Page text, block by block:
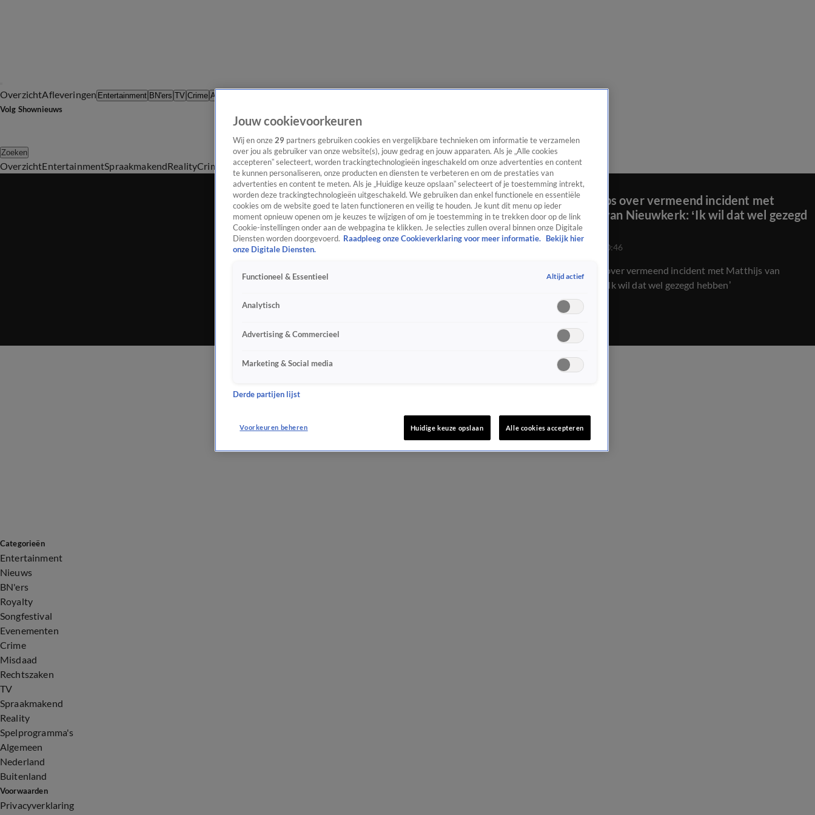
OverzichtAfleveringen Entertainment BN'ers TV Crime Algemeen
Volg Shownieuws
Zoeken
OverzichtEntertainmentSpraakmakendRealityCrime Video'sAfleveringen
Rob Kemps over vermeend incident met
Matthijs van Nieuwkerk: ‘Ik wil dat wel gezegd
hebben’
8 dec 2022, 00:46
Rob Kemps over vermeend incident met Matthijs van
Nieuwkerk: ‘Ik wil dat wel gezegd hebben’
Categorieën
Entertainment
Nieuws
BN'ers
Royalty
Songfestival
Evenementen
Crime
Misdaad
Rechtszaken
TV
Spraakmakend
Reality
Spelprogramma's
Algemeen
Nederland
Buitenland
Voorwaarden
Privacyverklaring
Jouw cookievoorkeuren
Wij en onze 29 partners gebruiken cookies en vergelijkbare technieken om informatie te verzamelen
over jou als gebruiker van onze website(s), jouw gedrag en jouw apparaten. Als je „Alle cookies
accepteren” selecteert, worden trackingtechnologieën ingeschakeld om onze advertenties en content
te kunnen personaliseren, onze producten en diensten te verbeteren en om de prestaties van
advertenties en content te meten. Als je „Huidige keuze opslaan” selecteert of je toestemming intrekt,
worden deze trackingtechnologieën uitgeschakeld. We gebruiken dan enkel functionele en essentiële
cookies om de website goed te laten functioneren en veilig te houden. Je kunt dit menu op ieder
moment opnieuw openen om je keuzes te wijzigen of om je toestemming in te trekken door op de link
Cookie-instellingen onder aan de webpagina te klikken. Je selecties zullen overal binnen onze Digitale
Diensten worden doorgevoerd. Raadpleeg onze Cookieverklaring voor meer informatie.
Bekijk hier
onze Digitale Diensten.
Functioneel & Essentieel Altijd actief
Analytisch
Advertising & Commercieel
Marketing & Social media
Derde partijen lijst
Voorkeuren beheren Huidige keuze opslaan Alle cookies accepteren